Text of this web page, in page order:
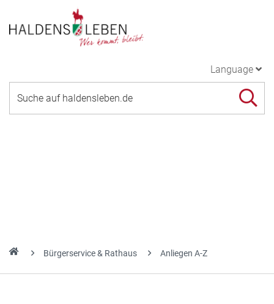
Language
Bürgerservice & Rathaus Anliegen A-Z